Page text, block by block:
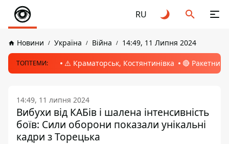
RU
Новини Україна Війна 14:49, 11 Липня 2024
ТОПТЕМИ: ⚠️ Краматорськ, Костянтинівка 🔴 Ракетний
14:49, 11 липня 2024
Вибухи від КАБів і шалена інтенсивність
боїв: Сили оборони показали унікальні
кадри з Торецька